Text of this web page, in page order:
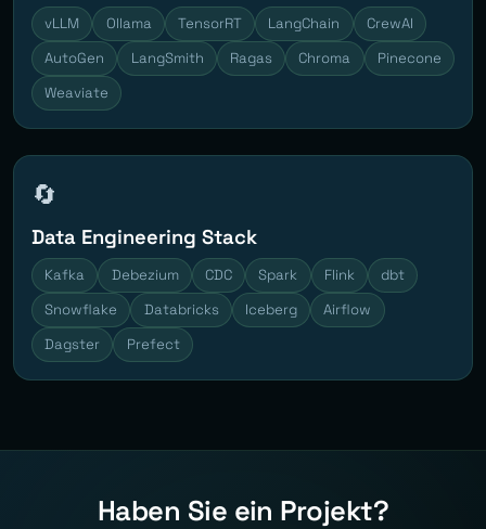
vLLM Ollama TensorRT LangChain
CrewAI
AutoGen
LangSmith Ragas Chroma
Pinecone
Weaviate
🔄
Data Engineering Stack
Kafka Debezium CDC Spark Flink
dbt
Snowflake
Databricks Iceberg
Airflow
Dagster
Prefect
Haben Sie ein Projekt?